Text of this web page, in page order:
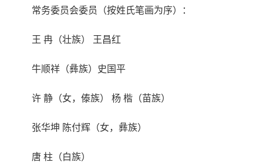
常务委员会委员（按姓氏笔画为序）：
王 冉（壮族） 王昌红
牛顺祥（彝族）史国平
许 静（女，傣族） 杨 楷（苗族）
张华坤 陈付辉（女，彝族）
唐 柱（白族）